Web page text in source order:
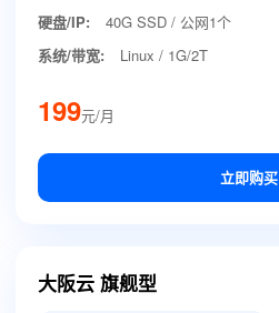
硬盘/IP:
40G SSD / 公网1个
系统/带宽:
Linux / 1G/2T
199元/月
立即购买
大阪云 旗舰型